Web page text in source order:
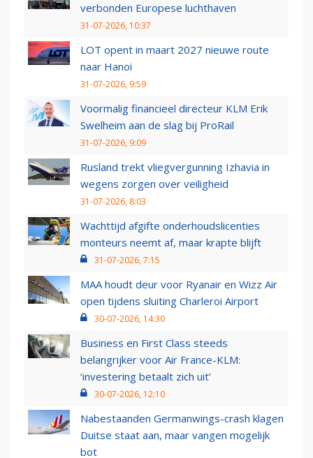
verbonden Europese luchthaven
31-07-2026, 10:37
LOT opent in maart 2027 nieuwe route
naar Hanoi
31-07-2026, 9:59
Voormalig financieel directeur KLM Erik
Swelheim aan de slag bij ProRail
31-07-2026, 9:09
Rusland trekt vliegvergunning Izhavia in
wegens zorgen over veiligheid
31-07-2026, 8:03
Wachttijd afgifte onderhoudslicenties
monteurs neemt af, maar krapte blijft
31-07-2026, 7:15
MAA houdt deur voor Ryanair en Wizz Air
open tijdens sluiting Charleroi Airport
30-07-2026, 14:30
Business en First Class steeds
belangrijker voor Air France-KLM:
‘investering betaalt zich uit’
30-07-2026, 12:10
Nabestaanden Germanwings-crash klagen
Duitse staat aan, maar vangen mogelijk
bot